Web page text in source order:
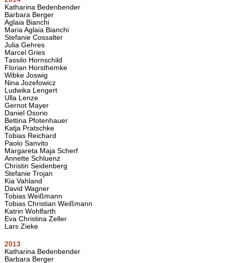
Katharina Bedenbender
Barbara Berger
Aglaia Bianchi
Maria Aglaia Bianchi
Stefanie Cossalter
Julia Gehres
Marcel Gries
Tassilo Hornschild
Florian Horsthemke
Wibke Joswig
Nina Jozefowicz
Ludwika Lengert
Ulla Lenze
Gernot Mayer
Daniel Osorio
Bettina Pfotenhauer
Katja Pratschke
Tobias Reichard
Paolo Sanvito
Margareta Maja Scherf
Annette Schluenz
Christin Seidenberg
Stefanie Trojan
Kia Vahland
David Wagner
Tobias Weißmann
Tobias Christian Weißmann
Katrin Wohlfarth
Eva Christina Zeller
Lars Zieke
2013
Katharina Bedenbender
Barbara Berger